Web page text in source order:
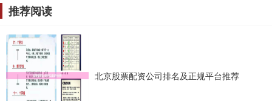
推荐阅读
北京股票配资公司排名及正规平台推荐